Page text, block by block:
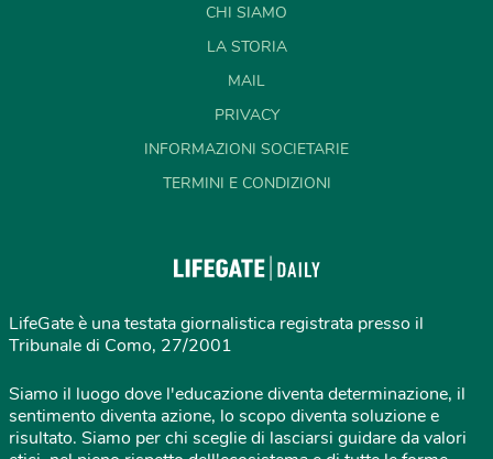
CHI SIAMO
LA STORIA
MAIL
PRIVACY
INFORMAZIONI SOCIETARIE
TERMINI E CONDIZIONI
LifeGate è una testata giornalistica registrata presso il
Tribunale di Como, 27/2001
Siamo il luogo dove l'educazione diventa determinazione, il
sentimento diventa azione, lo scopo diventa soluzione e
risultato. Siamo per chi sceglie di lasciarsi guidare da valori